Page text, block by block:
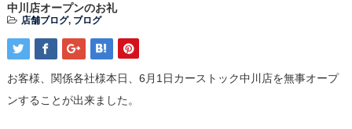
中川店オープンのお礼
店舗ブログ, ブログ
お客様、関係各社様本日、6月1日カーストック中川店を無事オープ
ンすることが出来ました。